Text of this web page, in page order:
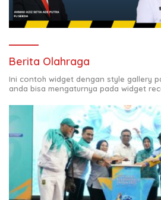
Berita Olahraga
Ini contoh widget dengan style gallery
anda bisa mengaturnya pada widget